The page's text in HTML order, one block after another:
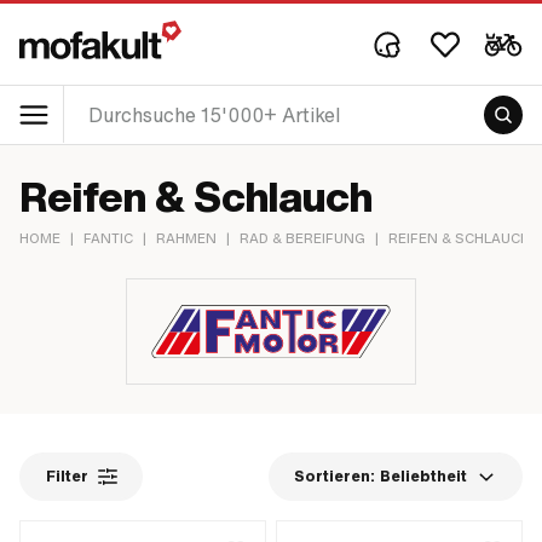
Reifen & Schlauch
HOME | FANTIC | RAHMEN | RAD & BEREIFUNG | REIFEN & SCHLAUCH
Filter Sortieren: Beliebtheit